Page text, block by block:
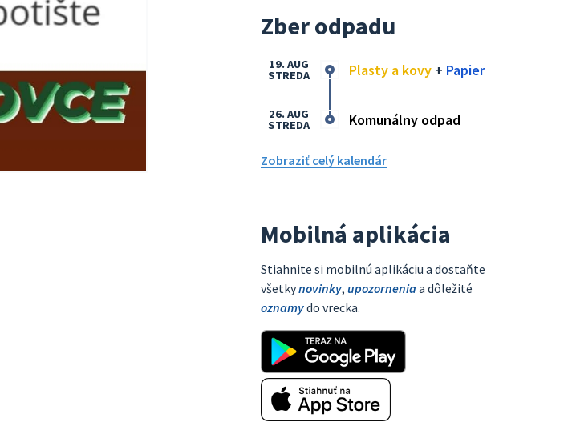
Zber odpadu
Plasty a kovy + Papier
19. AUG
STREDA
Komunálny odpad
26. AUG
STREDA
Zobraziť celý kalendár
Mobilná aplikácia
Stiahnite si mobilnú aplikáciu a dostaňte
všetkynovinky, upozorneniaa dôležité
oznamydo vrecka.